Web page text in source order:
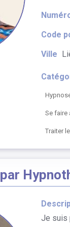
Code
Ville
Se faire
Traiter
Je suis